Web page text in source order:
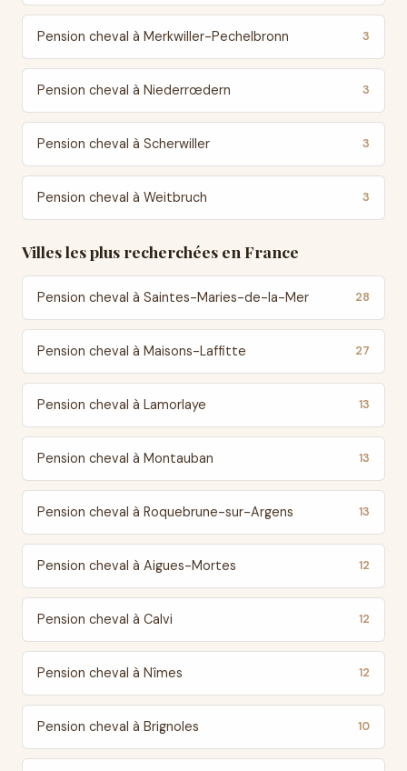
Pension cheval à Merkwiller-Pechelbronn 3
Pension cheval à Niederrœdern 3
Pension cheval à Scherwiller 3
Pension cheval à Weitbruch 3
Villes les plus recherchées en France
Pension cheval à Saintes-Maries-de-la-Mer 28
Pension cheval à Maisons-Laffitte 27
Pension cheval à Lamorlaye 13
Pension cheval à Montauban 13
Pension cheval à Roquebrune-sur-Argens 13
Pension cheval à Aigues-Mortes 12
Pension cheval à Calvi 12
Pension cheval à Nîmes 12
Pension cheval à Brignoles 10